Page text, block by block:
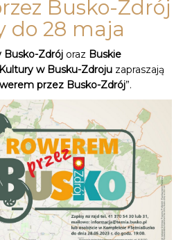
Busko-Zdrój
do 28 maja
Busko-Zdrój oraz Buskie
w Busku-Zdroju zapraszają
przez Busko-Zdrój”.